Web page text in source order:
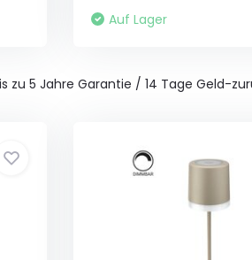
Auf Lager
zu 5 Jahre Garantie / 14 Tage Geld-